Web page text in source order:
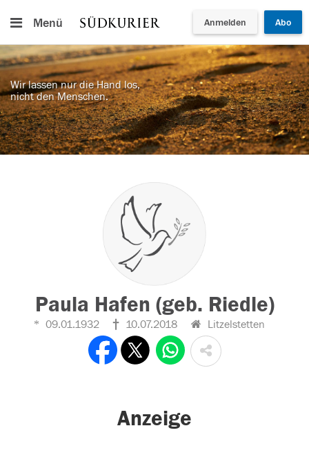
Menü Anmelden Abo
Wir lassen nur die Hand los,
nicht den Menschen.
Paula Hafen (geb. Riedle)
09.01.1932 10.07.2018 Litzelstetten
Anzeige